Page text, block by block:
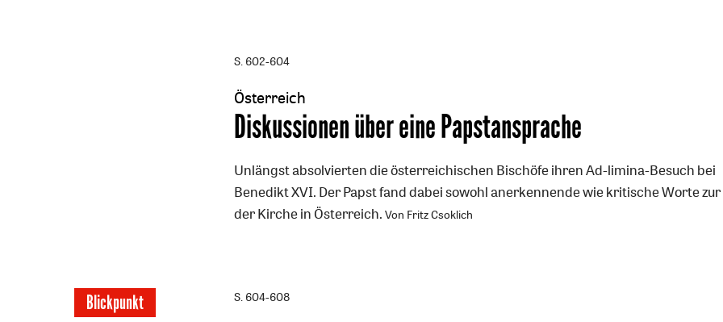
S. 602-604
Österreich
:
Diskussionen über eine Papstansprache
Unlängst absolvierten die österreichischen Bischöfe ihren Ad-limina-Besuch bei
Benedikt XVI. Der Papst fand dabei sowohl anerkennende wie kritische Worte zur
der Kirche in Österreich. Von Fritz Csoklich
Blickpunkt S. 604-608